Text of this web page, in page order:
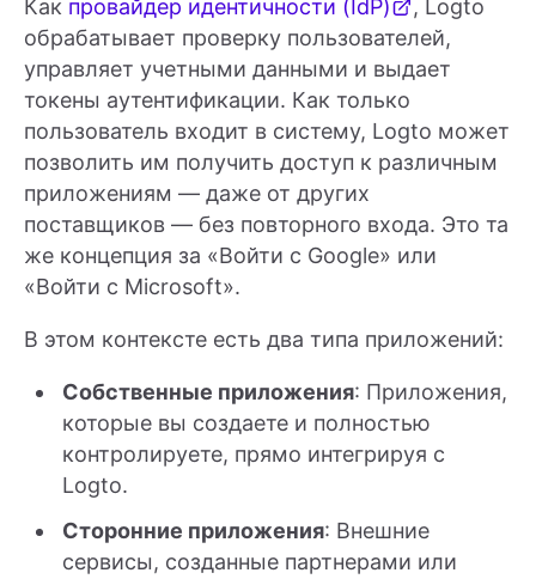
Как провайдер идентичности (IdP)
, Logto
обрабатывает проверку пользователей,
управляет учетными данными и выдает
токены аутентификации. Как только
пользователь входит в систему, Logto может
позволить им получить доступ к различным
приложениям — даже от других
поставщиков — без повторного входа. Это та
же концепция за «Войти с Google» или
«Войти с Microsoft».
В этом контексте есть два типа приложений:
Собственные приложения: Приложения,
которые вы создаете и полностью
контролируете, прямо интегрируя с
Logto.
Сторонние приложения: Внешние
сервисы, созданные партнерами или